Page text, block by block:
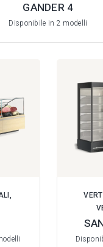
GANDER 4
Disponibile in 2 modelli